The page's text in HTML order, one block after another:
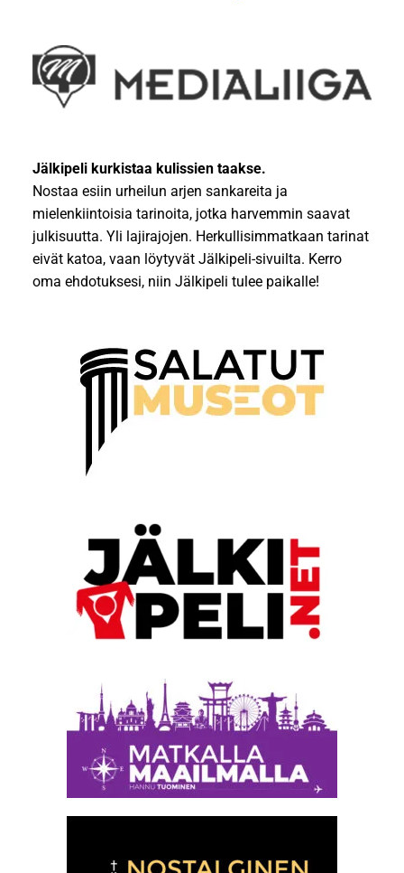
Jälkipeli kurkistaa kulissien taakse.
Nostaa esiin urheilun arjen sankareita ja
mielenkiintoisia tarinoita, jotka harvemmin saavat
julkisuutta. Yli lajirajojen. Herkullisimmatkaan tarinat
eivät katoa, vaan löytyvät Jälkipeli-sivuilta. Kerro
oma ehdotuksesi, niin Jälkipeli tulee paikalle!